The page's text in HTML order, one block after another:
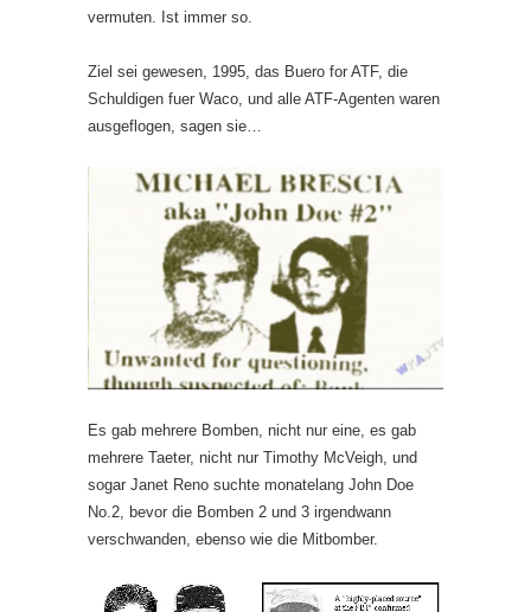
vermuten. Ist immer so.
Ziel sei gewesen, 1995, das Buero for ATF, die
Schuldigen fuer Waco, und alle ATF-Agenten waren
ausgeflogen, sagen sie…
Es gab mehrere Bomben, nicht nur eine, es gab
mehrere Taeter, nicht nur Timothy McVeigh, und
sogar Janet Reno suchte monatelang John Doe
No.2, bevor die Bomben 2 und 3 irgendwann
verschwanden, ebenso wie die Mitbomber.